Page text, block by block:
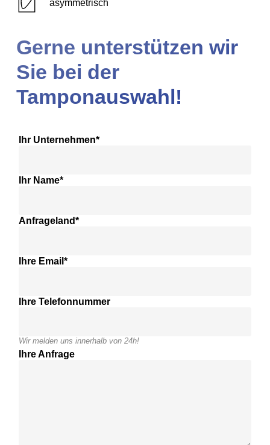
asymmetrisch
Gerne unterstützen wir
Sie bei der
Tamponauswahl!
Ihr Unternehmen*
Ihr Name*
Anfrageland*
Ihre Email*
Ihre Telefonnummer
Wir melden uns innerhalb von 24h!
Ihre Anfrage